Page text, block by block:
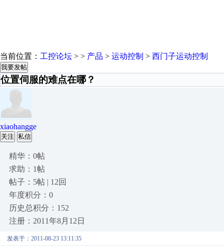
当前位置： 工控论坛 > > 产品 > 运动控制 > 西门子运动控制
我要发帖
位置伺服的难点在哪？
xiaohangge
关注 私信
精华：0帖
求助：1帖
帖子：5帖 | 12回
年度积分：0
历史总积分：152
注册：2011年8月12日
发表于：2011-08-23 13:11:35